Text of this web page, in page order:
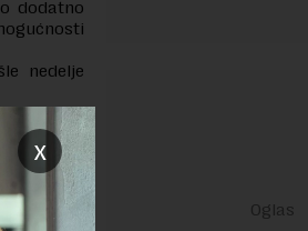
dodatno
nedelje
ne samo
toj
zatražila
x